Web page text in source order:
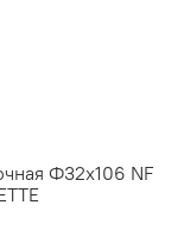
Ф32x106 NF